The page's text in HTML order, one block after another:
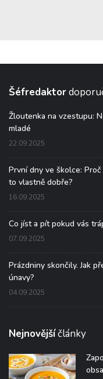
Šéfredaktor
Žloutenka na vzestupu:
mladé
22.09.2025
První dny ve školce:
to vlastně dobře?
16.09.2025
Co jíst a pít pokud vás
07.09.2025
Prázdniny skončily. Jak
únavy?
04.09.2025
Nejnovějšíčlánky